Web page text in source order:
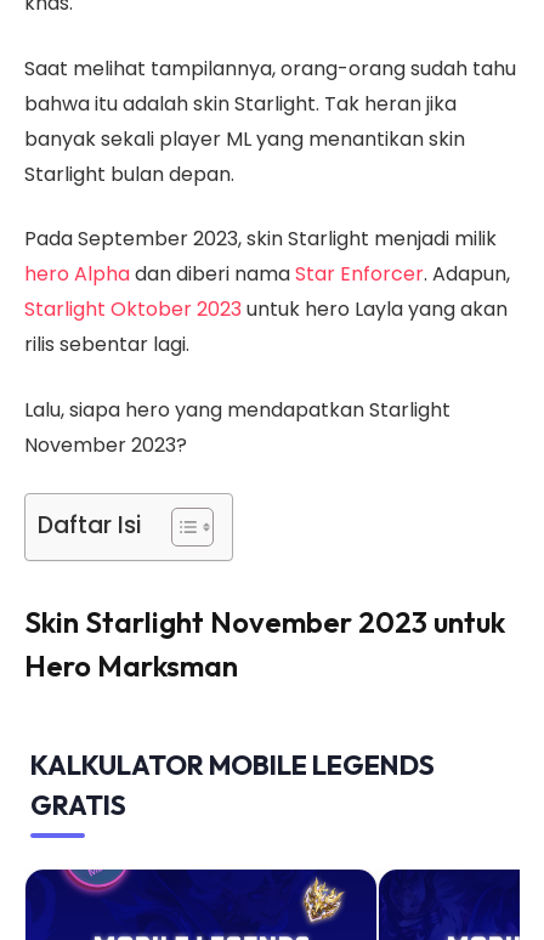
Saat melihat tampilannya, orang-orang sudah tahu
bahwa itu adalah skin Starlight. Tak heran jika
banyak sekali player ML yang menantikan skin
Starlight bulan depan.
Pada September 2023, skin Starlight menjadi milik
hero Alphadan diberi namaStar Enforcer. Adapun,
Starlight Oktober 2023 untuk hero Layla yang akan
rilis sebentar lagi.
Lalu, siapa hero yang mendapatkan Starlight
November 2023?
Daftar Isi
Skin Starlight November 2023 untuk
Hero Marksman
KALKULATOR MOBILE LEGENDS
GRATIS